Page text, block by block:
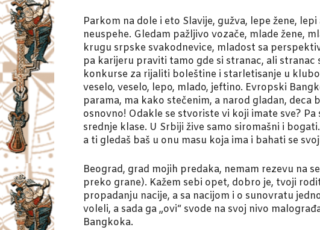
Parkom na dole i eto Slavije, gužva, lepe žene,
neuspehe. Gledam pažljivo vozače, mlade žene,
krugu srpske svakodnevice, mladost sa
pa karijeru praviti tamo gde si stranac, ali
konkurse za rijaliti boleštine i starletisanje u
veselo, veselo, lepo, mlado, jeftino. Evropski
parama, ma kako stečenim, a narod gladan,
osnovno! Odakle se stvoriste vi koji imate sve?
srednje klase. U Srbiji žive samo siromašni i
a ti gledaš baš u onu masu koja ima i bahati se
Beograd, grad mojih predaka, nemam rezevu na
preko grane). Kažem sebi opet, dobro je, tvoji
propadanju nacije, a sa nacijom i o sunovratu
voleli, a sada ga „ovi“ svode na svoj nivo
Bangkoka.